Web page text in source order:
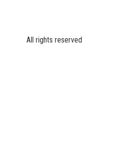
All rights reserved